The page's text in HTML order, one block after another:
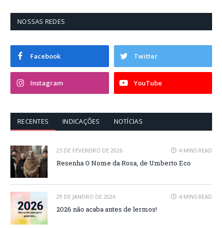
NOSSAS REDES
Facebook Twitter
Instagram YouTube
RECENTES INDICAÇÕES NOTÍCIAS
25 DE FEVEREIRO DE 2026 4 MINS READ
Resenha O Nome da Rosa, de Umberto Eco
29 DE JANEIRO DE 2026 4 MINS READ
2026 não acaba antes de lermos!